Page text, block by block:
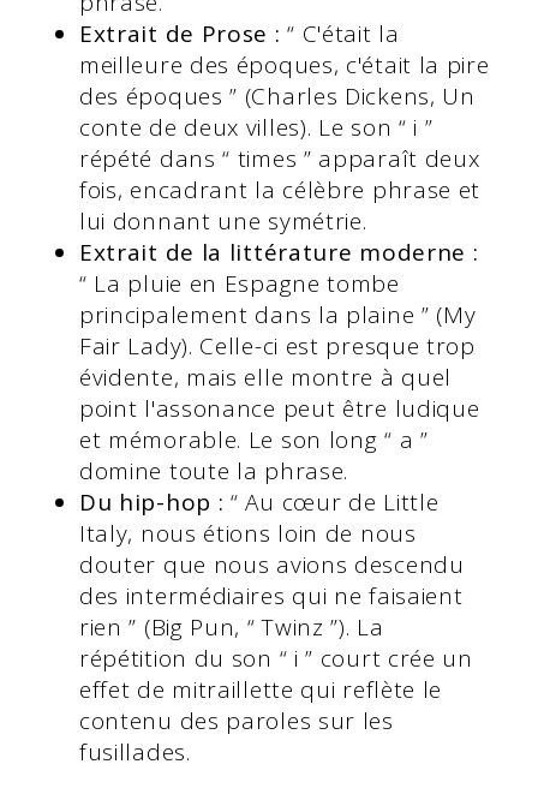
Extrait de Prose : “ C'était la
meilleure des époques, c'était la pire
des époques ” (Charles Dickens, Un
conte de deux villes). Le son “ i ”
répété dans “ times ” apparaît deux
fois, encadrant la célèbre phrase et
lui donnant une symétrie.
Extrait de la littérature moderne :
“ La pluie en Espagne tombe
principalement dans la plaine ” (My
Fair Lady). Celle-ci est presque trop
évidente, mais elle montre à quel
point l'assonance peut être ludique
et mémorable. Le son long “ a ”
domine toute la phrase.
Du hip-hop : “ Au cœur de Little
Italy, nous étions loin de nous
douter que nous avions descendu
des intermédiaires qui ne faisaient
rien ” (Big Pun, “ Twinz ”). La
répétition du son “ i ” court crée un
effet de mitraillette qui reflète le
contenu des paroles sur les
fusillades.